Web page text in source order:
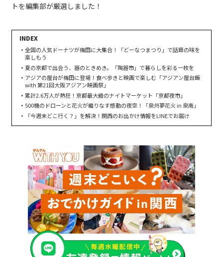
トを編集部が厳選しました！
全国の人気ドーナツが梅田に大集合！「どーなつまつり」で話題の味を
楽しもう
夏の京都で出会う、器のときめき。「陶器市」で暮らしを彩る一枚を
アジアの屋台が梅田に登場！食べ歩きと映画で楽しむ「アジアン屋台飯
with 第21回大阪アジアン映画祭」
累計2.6万人が熱狂！京都最大級のナイトマーケット「京都夜市」
500機のドローンと花火が織りなす感動の夜空！「泉州夢花火 in 泉南」
「今週末どこ行く？」を解決！関西のお出かけ情報をLINEでお届け